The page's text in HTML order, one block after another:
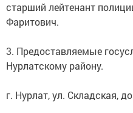
старший лейтенант
Фаритович.
3. Предоставляемые
Нурлатскому району.
г. Нурлат, ул. Складская,